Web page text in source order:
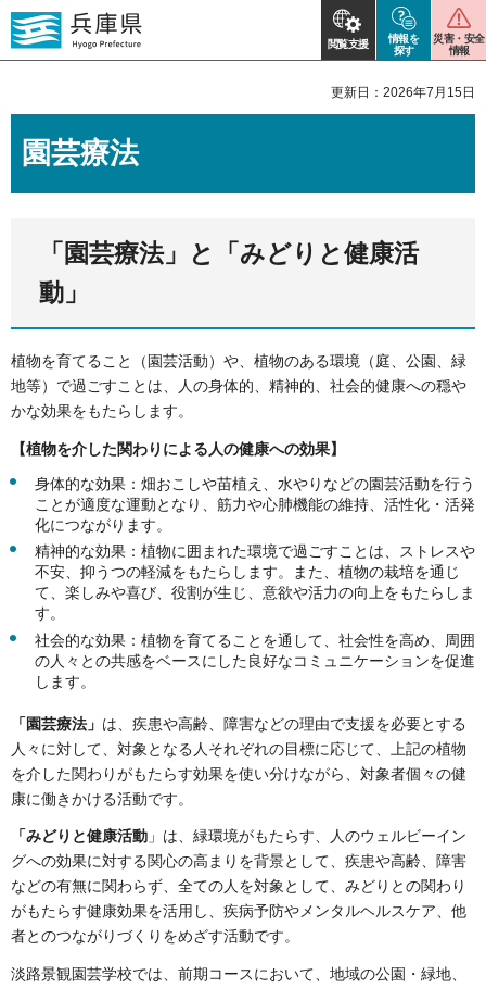
閲覧支援
情報を
探す
災害・安全
情報
更新日：2026年7月15日
園芸療法
「園芸療法」と「みどりと健康活
動」
植物を育てること（園芸活動）や、植物のある環境（庭、公園、緑
地等）で過ごすことは、人の身体的、精神的、社会的健康への穏や
かな効果をもたらします。
【植物を介した関わりによる人の健康への効果】
身体的な効果：畑おこしや苗植え、水やりなどの園芸活動を行う
ことが適度な運動となり、筋力や心肺機能の維持、活性化・活発
化につながります。
精神的な効果：植物に囲まれた環境で過ごすことは、ストレスや
不安、抑うつの軽減をもたらします。また、植物の栽培を通じ
て、楽しみや喜び、役割が生じ、意欲や活力の向上をもたらしま
す。
社会的な効果：植物を育てることを通して、社会性を高め、周囲
の人々との共感をベースにした良好なコミュニケーションを促進
します。
「園芸療法」 は、疾患や高齢、障害などの理由で支援を必要とする
人々に対して、対象となる人それぞれの目標に応じて、上記の植物
を介した関わりがもたらす効果を使い分けながら、対象者個々の健
康に働きかける活動です。
「みどりと健康活動 」は、緑環境がもたらす、人のウェルビーイン
グへの効果に対する関心の高まりを背景として、疾患や高齢、障害
などの有無に関わらず、全ての人を対象として、みどりとの関わり
がもたらす健康効果を活用し、疾病予防やメンタルヘルスケア、他
者とのつながりづくりをめざす活動です。
淡路景観園芸学校では、前期コースにおいて、地域の公園・緑地、